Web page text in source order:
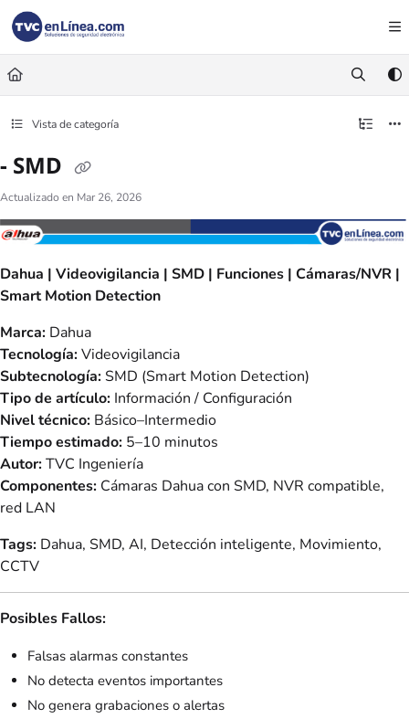
Documentation Index
Fetch the complete documentation index at:
Use this file to discover all available pages before exploring further.
Vista de categoría
- SMD
Actualizado en Mar 26, 2026
Dahua | Videovigilancia | SMD | Funciones | Cámaras/NVR |
Smart Motion Detection
Marca: Dahua
Tecnología:Videovigilancia
Subtecnología:SMD (Smart Motion Detection)
Tipo de artículo: Información / Configuración
Nivel técnico: Básico–Intermedio
Tiempo estimado: 5–10 minutos
Autor:TVC Ingeniería
Componentes: Cámaras Dahua con SMD, NVR compatible,
red LAN
Tags: Dahua, SMD, AI, Detección inteligente, Movimiento,
CCTV
Posibles Fallos:
Falsas alarmas constantes
No detecta eventos importantes
No genera grabaciones o alertas